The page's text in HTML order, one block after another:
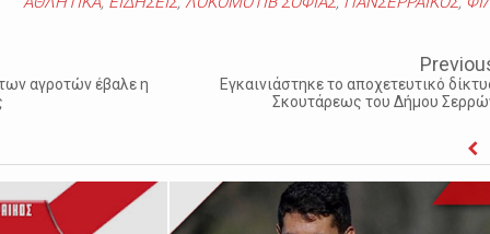
αγροτών έβαλε η
Εγκαινιάστηκε το αποχετευτικό
Σκουτάρεως του Δήμου